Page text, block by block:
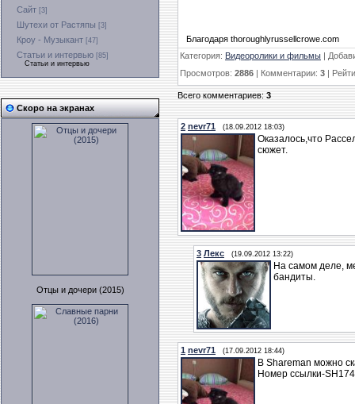
Сайт [3]
Шутехи от Растяпы [3]
Кроу - Музыкант [47]
Статьи и интервью [85]
Статьи и интервью
Скоро на экранах
Отцы и дочери (2015)
Благодаря thoroughlyrussellcrowe.com
Категория: Видеоролики и фильмы |
Просмотров: 2886 | Комментарии: 3 |
Всего комментариев:3
2 nevr71 (18.09.2012 18:03)
Оказалось,что
сюжет.
3 Лекс (19.09.2012 13:22)
На самом деле,
бандиты.
1 nevr71 (17.09.2012 18:44)
В Shareman можно
Номер ссылки-